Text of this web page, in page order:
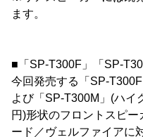
ます。
■「SP-T300F」「SP-
今回発売する「SP-
よび「SP-T300M」(ハイ
円)形状のフロントスピ
ード／ヴェルファイアに